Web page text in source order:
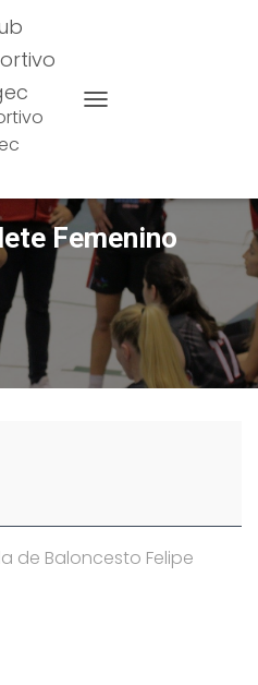
Femenino
de Baloncesto Felipe